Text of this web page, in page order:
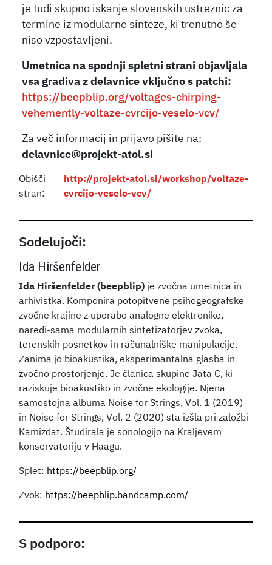
je tudi skupno iskanje slovenskih ustreznic za
termine iz modularne sinteze, ki trenutno še
niso vzpostavljeni.
Umetnica na spodnji spletni strani objavljala
vsa gradiva z delavnice vključno s patchi:
https://beepblip.org/voltages-chirping-
vehemently-voltaze-cvrcijo-veselo-vcv/
Za več informacij in prijavo pišite na:
delavnice@projekt-atol.si
Obišči
stran:
http://projekt-atol.si/workshop/voltaze-
cvrcijo-veselo-vcv/
Sodelujoči:
Ida Hiršenfelder
Ida Hiršenfelder (beepblip) je zvočna umetnica in
arhivistka. Komponira potopitvene psihogeografske
zvočne krajine z uporabo analogne elektronike,
naredi-sama modularnih sintetizatorjev zvoka,
terenskih posnetkov in računalniške manipulacije.
Zanima jo bioakustika, eksperimantalna glasba in
zvočno prostorjenje. Je članica skupine Jata C, ki
raziskuje bioakustiko in zvočne ekologije. Njena
samostojna albuma Noise for Strings, Vol. 1 (2019)
in Noise for Strings, Vol. 2 (2020) sta izšla pri založbi
Kamizdat. Študirala je sonologijo na Kraljevem
konservatoriju v Haagu.
Splet: https://beepblip.org/
Zvok: https://beepblip.bandcamp.com/
S podporo: